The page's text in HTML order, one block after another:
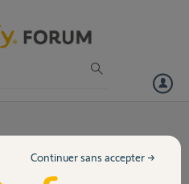
très bien mais le
Continuer sans accepter →